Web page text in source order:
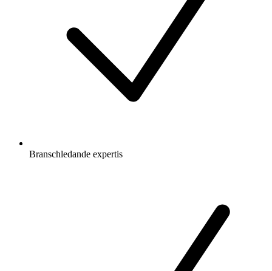
Branschledande expertis